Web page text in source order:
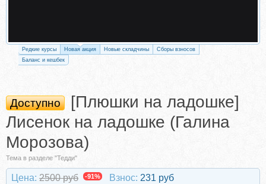
Редкие курсы Новая акция Новые складчины
Сборы взносов
Баланс и кешбек
Доступно
[Плюшки на ладошке]
Лисенок на ладошке (Галина
Морозова)
Тема в разделе "Тедди"
Цена: 2500 руб -91% Взнос: 231 руб